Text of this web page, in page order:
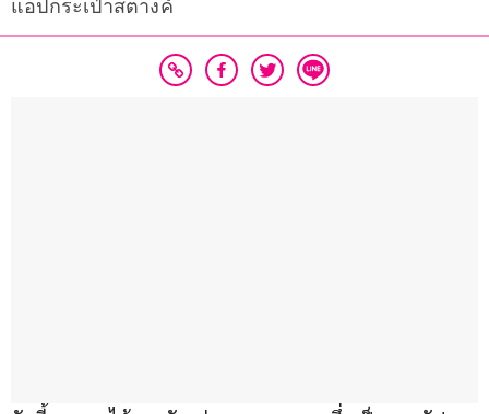
แอปกระเป๋าสตางค์